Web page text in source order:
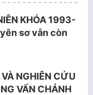
KHÓA 1993-
sơ vẫn còn
NGHIÊN CỨU
VẤN CHÁNH